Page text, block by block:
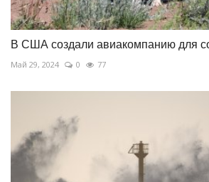
В США создали авиакомпанию для
Май 29, 2024 0 77